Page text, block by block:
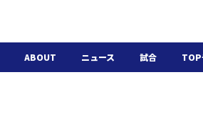
ABOUT ニュース 試合 TOP